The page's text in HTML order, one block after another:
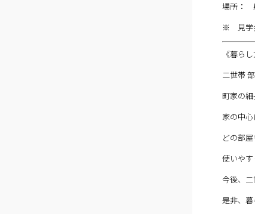
場所：
※ 見学
《暮ら
二世帯
町家の
家の中
どの部
使いやす
今後、
是非、暮